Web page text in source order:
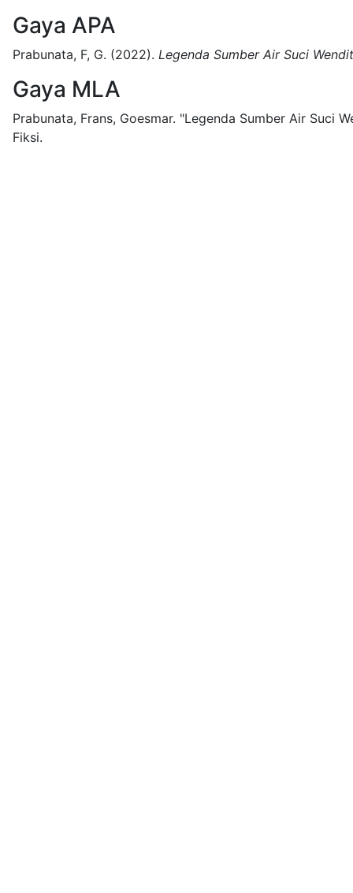
Gaya APA
Prabunata, F, G. (2022). Legenda Sumber Air Suci Wendit
Gaya MLA
Prabunata, Frans, Goesmar. "Legenda Sumber Air Suci
Fiksi.